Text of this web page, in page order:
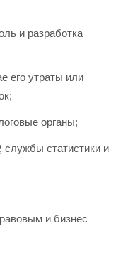
и разработка
его утраты или
органы;
службы статистики и
и бизнес